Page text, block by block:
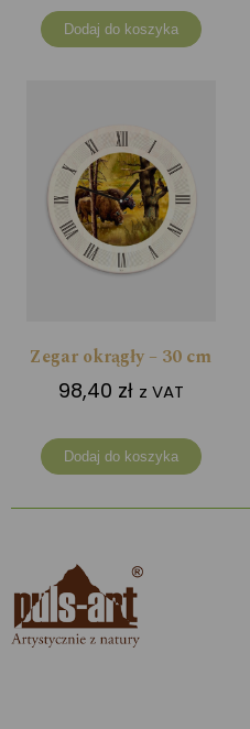
Dodaj do koszyka
Zegar okrągły – 30 cm
98,40 zł z VAT
Dodaj do koszyka